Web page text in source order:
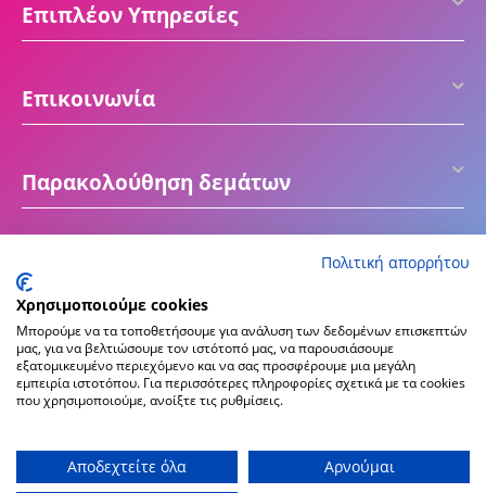
Επιπλέον Υπηρεσίες
Επικοινωνία
Παρακολούθηση δεμάτων
© 2016 - 2026 ektiposeto.gr
Create & Hosting by
Πολιτική απορρήτου
Χρησιμοποιούμε cookies
Μπορούμε να τα τοποθετήσουμε για ανάλυση των δεδομένων επισκεπτών
μας, για να βελτιώσουμε τον ιστότοπό μας, να παρουσιάσουμε
εξατομικευμένο περιεχόμενο και να σας προσφέρουμε μια μεγάλη
εμπειρία ιστοτόπου. Για περισσότερες πληροφορίες σχετικά με τα cookies
που χρησιμοποιούμε, ανοίξτε τις ρυθμίσεις.
Αποδεχτείτε όλα Αρνούμαι